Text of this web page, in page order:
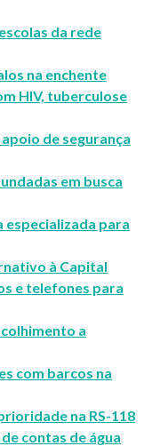
da rede
na enchente
HIV, tuberculose
de segurança
em busca
para
à Capital
e telefones para
a
com barcos na
na RS-118
contas de água